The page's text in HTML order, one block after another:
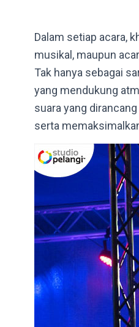
Dalam setiap acara,
musikal, maupun
Tak hanya sebagai
yang mendukung
suara yang
serta